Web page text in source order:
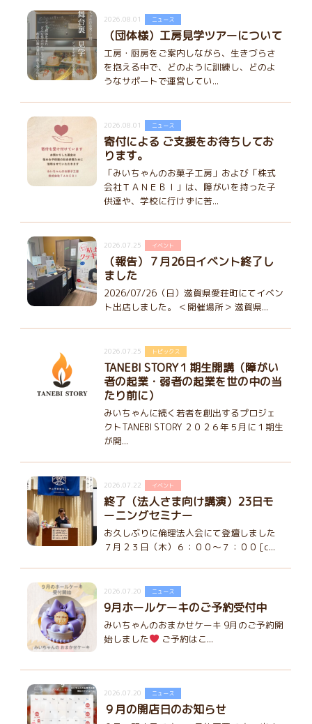
2026.08.01 ニュース
（団体様）工房見学ツアーについて
工房・厨房をご案内しながら、生きづらさ
を抱える中で、どのように訓練し、どのよ
うなサポートで運営してい...
2026.08.01 ニュース
寄付による ご支援をお待ちしてお
ります。
「みいちゃんのお菓子工房」および「株式
会社ＴＡＮＥＢＩ」は、障がいを持った子
供達や、学校に行けずに苦...
2026.07.25 イベント
（報告）７月26日イベント終了し
ました
2026/07/26（日）滋賀県愛荘町にてイベン
ト出店しました。 ＜開催場所＞ 滋賀県...
2026.07.25 トピックス
TANEBI STORY１期生開講（障がい
者の起業・弱者の起業を世の中の当
たり前に）
みいちゃんに続く若者を創出するプロジェ
クトTANEBI STORY ２０２６年５月に１期生
が開...
2026.07.22 イベント
終了（法人さま向け講演）23日モ
ーニングセミナー
お久しぶりに倫理法人会にて登壇しました
７月２３日（木）６：００～７：００ [c...
2026.07.20 ニュース
9月ホールケーキのご予約受付中
みいちゃんのおまかせケーキ 9月のご予約開
始しました
ご予約はこ...
2026.07.20 ニュース
９月の開店日のお知らせ